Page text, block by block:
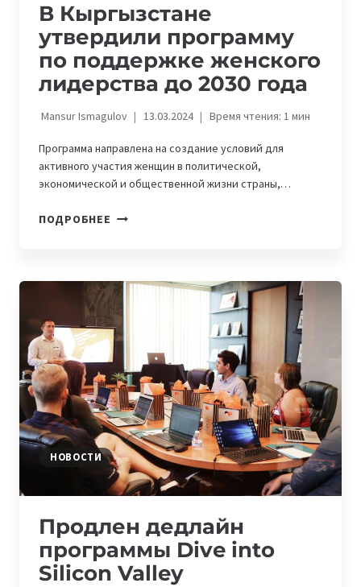
В Кыргызстане
утвердили программу
по поддержке женского
лидерства до 2030 года
Mansur Ismagulov 13.03.2024 Время чтения: 1мин
Программа направлена на создание условий для
активного участия женщин в политической,
экономической и общественной жизни страны,…
ПОДРОБНЕЕ В
ПО
ПОДДЕРЖКЕ
ЖЕНСКОГО
ЛИДЕРСТВА
ДО
2030
ГОДА
НОВОСТИ
Продлен дедлайн
программы Dive into
Silicon Valley